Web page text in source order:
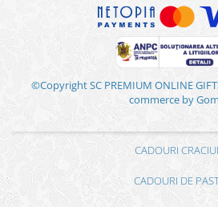
©Copyright SC PREMIUM ONLINE
commerce by
CADOURI
CADOURI DE